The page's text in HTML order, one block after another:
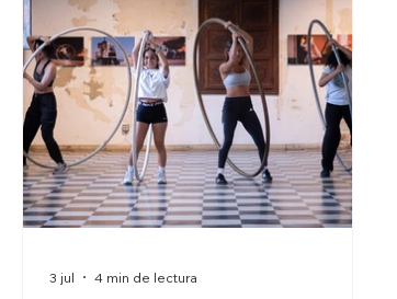
3 jul 4 min de lectura